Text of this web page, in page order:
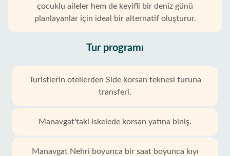
çocuklu aileler hem de keyifli bir deniz günü
planlayanlar için ideal bir alternatif oluşturur.
Tur programı
Turistlerin otellerden Side korsan teknesi turuna
transferi.
Manavgat'taki iskelede korsan yatına biniş.
Manavgat Nehri boyunca bir saat boyunca kıyı